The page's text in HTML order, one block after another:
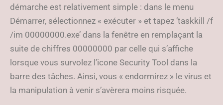
démarche est relativement simple : dans le menu
Démarrer, sélectionnez « exécuter » et tapez ’taskkill /f
/im 00000000.exe’ dans la fenêtre en remplaçant la
suite de chiffres 00000000 par celle qui s’affiche
lorsque vous survolez l’icone Security Tool dans la
barre des tâches. Ainsi, vous « endormirez » le virus et
la manipulation à venir s’avèrera moins risquée.